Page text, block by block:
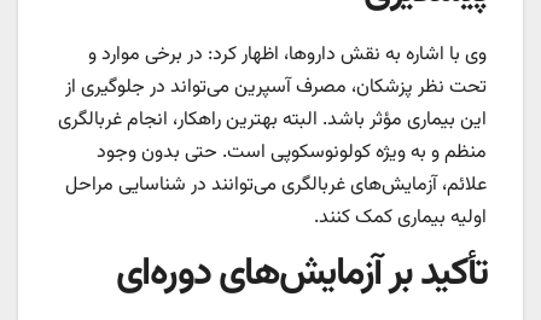
وی با اشاره به نقش داروها، اظهار کرد: در برخی موارد و
تحت نظر پزشکان، مصرف آسپرین می‌تواند در جلوگیری از
این بیماری مؤثر باشد. البته بهترین راهکار، انجام غربالگری
منظم و به ویژه کولونوسکوپی است. حتی بدون وجود
علائم، آزمایش‌های غربالگری می‌توانند در شناسایی مراحل
اولیه بیماری کمک کنند.
تأکید بر آزمایش‌های دوره‌ای